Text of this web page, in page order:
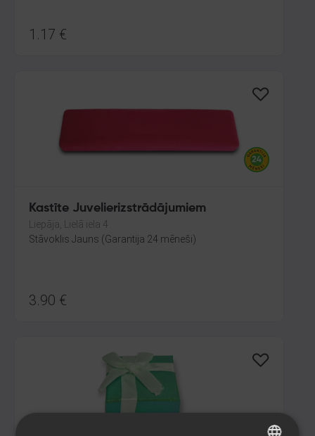
1.17 €
Kastīte Juvelierizstrādājumiem
Liepāja, Lielā iela 4
Stāvoklis Jauns (Garantija 24 mēneši)
3.90 €